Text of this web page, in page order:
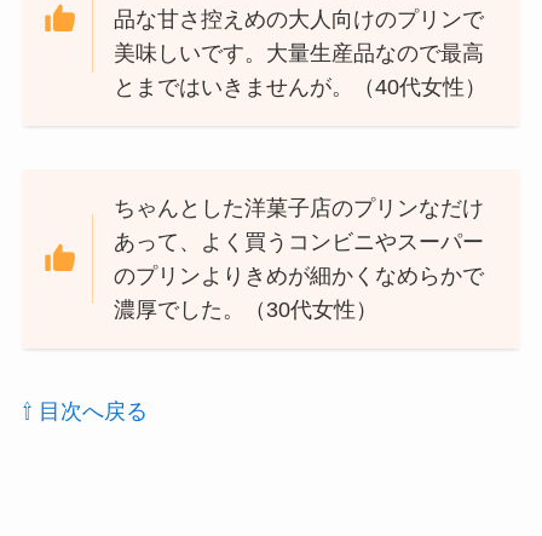
品な甘さ控えめの大人向けのプリンで
美味しいです。大量生産品なので最高
とまではいきませんが。（40代女性）
ちゃんとした洋菓子店のプリンなだけ
あって、よく買うコンビニやスーパー
のプリンよりきめが細かくなめらかで
濃厚でした。（30代女性）
⇧ 目次へ戻る